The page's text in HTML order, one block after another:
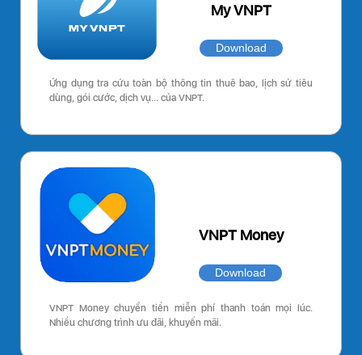
My VNPT
Download
Ứng dụng tra cứu toàn bộ thông tin thuê bao, lịch sử tiêu
dùng, gói cước, dịch vụ… của VNPT.
VNPT Money
Download
VNPT Money chuyển tiền miễn phí thanh toán mọi lúc.
Nhiều chương trình ưu đãi, khuyến mãi.